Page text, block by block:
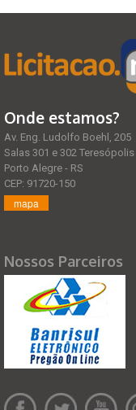
Onde estamos?
Av. Eng. Ludolfo Boehl, 205
Salas 301 e 302 Teresópolis
Porto Alegre - RS
CEP: 91720-150
mapa
Nossos Parceiros